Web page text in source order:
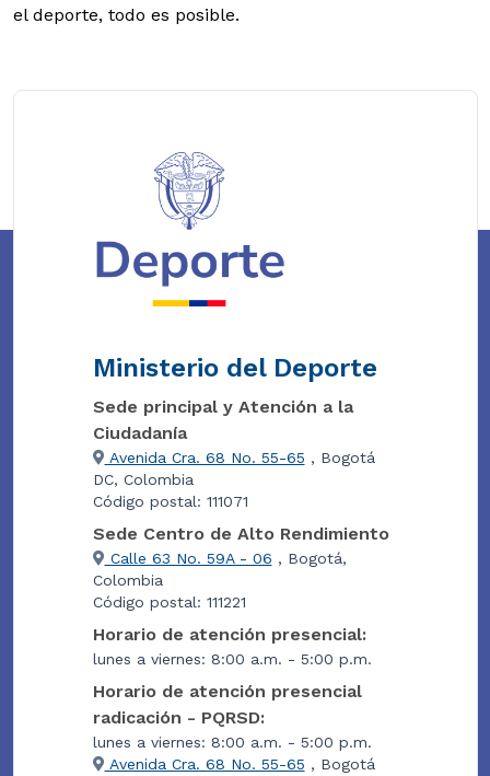
el deporte, todo es posible.
Ministerio del Deporte
Sede principal y Atención a la
Ciudadanía
Avenida Cra. 68 No. 55-65 , Bogotá
DC, Colombia
Código postal: 111071
Sede Centro de Alto Rendimiento
Calle 63 No. 59A - 06 , Bogotá,
Colombia
Código postal: 111221
Horario de atención presencial:
lunes a viernes: 8:00 a.m. - 5:00 p.m.
Horario de atención presencial
radicación - PQRSD:
lunes a viernes: 8:00 a.m. - 5:00 p.m.
Avenida Cra. 68 No. 55-65 , Bogotá